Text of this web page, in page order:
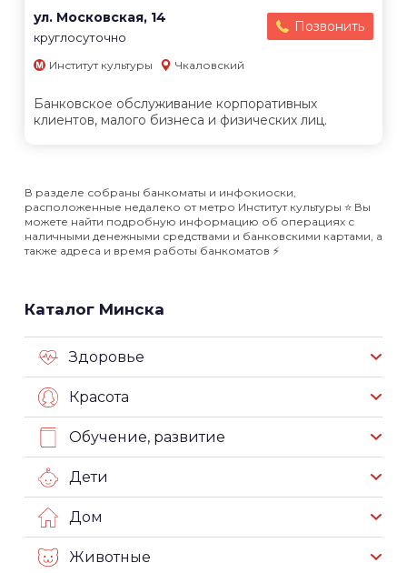
ул. Московская, 14
круглосуточно
Позвонить
Институт культуры Чкаловский
Банковское обслуживание корпоративных
клиентов, малого бизнеса и физических лиц.
В разделе собраны банкоматы и инфокиоски,
расположенные недалеко от метро Институт культуры ⭐️ Вы
можете найти подробную информацию об операциях с
наличными денежными средствами и банковскими картами, а
также адреса и время работы банкоматов ⚡️
Каталог Минска
Здоровье
Красота
Обучение, развитие
Дети
Дом
Животные